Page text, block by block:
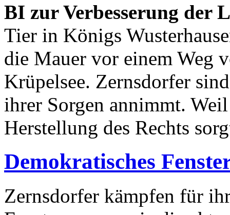
BI zur Verbesserung der
Tier in Königs
die Mauer vor einem Weg
Krüpelsee. Zernsdorfer
ihrer Sorgen annimmt.
Herstellung des Rechts
Demokratisches
Zernsdorfer kämpfen für